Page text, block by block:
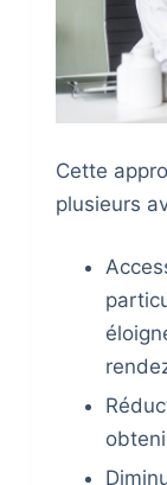
Cette
plusieurs